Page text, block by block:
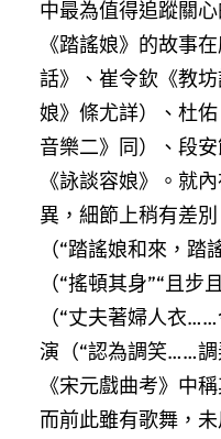
中最為值得追蹤關
《踏謠娘》的故事
話》、崔令欽《教
娘》條尤詳）、杜
音樂二》同）、段
《詠談容娘》。就
異，細節上稍有差
（“踏謠娘和來，
（“搖頓其身”“且
（“丈夫著婦人衣
演（“認為調笑……調
《宋元戲曲考》中
而前此雖有歌舞，